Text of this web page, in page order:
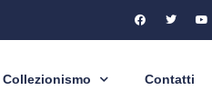
Collezionismo Contatti